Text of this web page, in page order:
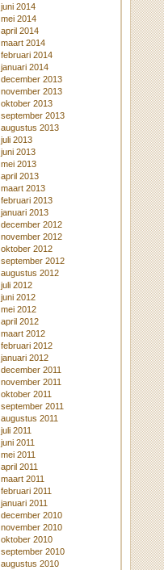
juni 2014
mei 2014
april 2014
maart 2014
februari 2014
januari 2014
december 2013
november 2013
oktober 2013
september 2013
augustus 2013
juli 2013
juni 2013
mei 2013
april 2013
maart 2013
februari 2013
januari 2013
december 2012
november 2012
oktober 2012
september 2012
augustus 2012
juli 2012
juni 2012
mei 2012
april 2012
maart 2012
februari 2012
januari 2012
december 2011
november 2011
oktober 2011
september 2011
augustus 2011
juli 2011
juni 2011
mei 2011
april 2011
maart 2011
februari 2011
januari 2011
december 2010
november 2010
oktober 2010
september 2010
augustus 2010